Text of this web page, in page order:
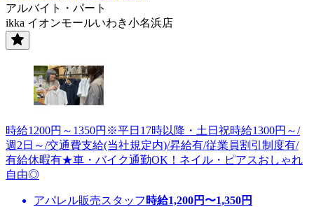
アルバイト・パート
ikka イオンモールいわき小名浜店
時給1200円～1350円※平日17時以降・土日祝時給1300円～/
週2日～/交通費支給(当社規定内)/昇給有/従業員割引制度有/
有給休暇有★車・バイク通勤OK！ネイル・ピアスおしゃれ
自由◎
アパレル販売スタッフ 時給1,200円〜1,350円